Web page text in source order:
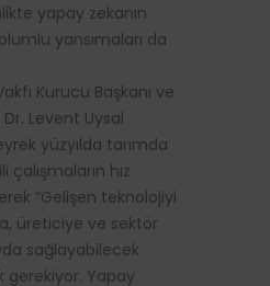
yapay zekanın
yansımaları da
Kurucu Başkanı ve
Levent Uysal
yüzyılda tarımda
hız
“Gelişen teknolojiyi
üreticiye ve sektör
sağlayabilecek
gerekiyor. Yapay